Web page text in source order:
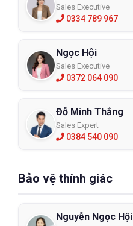
Sales Executive
0334 789 967
Ngọc Hội
Sales Executive
0372 064 090
Đỗ Minh Thắng
Sales Expert
0384 540 090
Bảo vệ thính giác
Nguyễn Ngọc Hội